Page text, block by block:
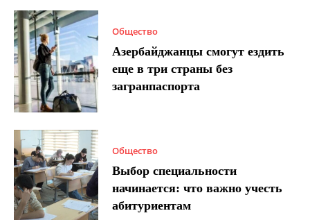
Общество
Азербайджанцы смогут ездить
еще в три страны без
загранпаспорта
Общество
Выбор специальности
начинается: что важно учесть
абитуриентам